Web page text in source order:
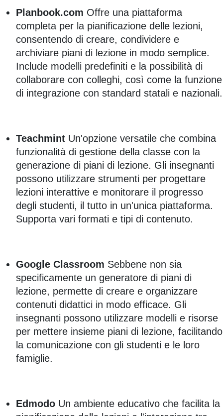
Planbook.com Offre una piattaforma
completa per la pianificazione delle lezioni,
consentendo di creare, condividere e
archiviare piani di lezione in modo semplice.
Include modelli predefiniti e la possibilità di
collaborare con colleghi, così come la funzione
di integrazione con standard statali e nazionali.
Teachmint Un'opzione versatile che combina
funzionalità di gestione della classe con la
generazione di piani di lezione. Gli insegnanti
possono utilizzare strumenti per progettare
lezioni interattive e monitorare il progresso
degli studenti, il tutto in un'unica piattaforma.
Supporta vari formati e tipi di contenuto.
Google Classroom Sebbene non sia
specificamente un generatore di piani di
lezione, permette di creare e organizzare
contenuti didattici in modo efficace. Gli
insegnanti possono utilizzare modelli e risorse
per mettere insieme piani di lezione, facilitando
la comunicazione con gli studenti e le loro
famiglie.
Edmodo Un ambiente educativo che facilita la